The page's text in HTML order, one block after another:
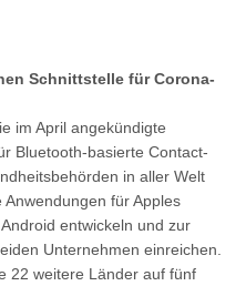
Schnittstelle für Corona-
im April angekündigte
Bluetooth-basierte Contact-
in aller Welt
für Apples
entwickeln und zur
Unternehmen einreichen.
22 weitere Länder auf fünf